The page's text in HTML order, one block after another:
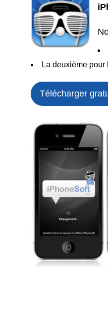
La deuxième pour
Télécharger